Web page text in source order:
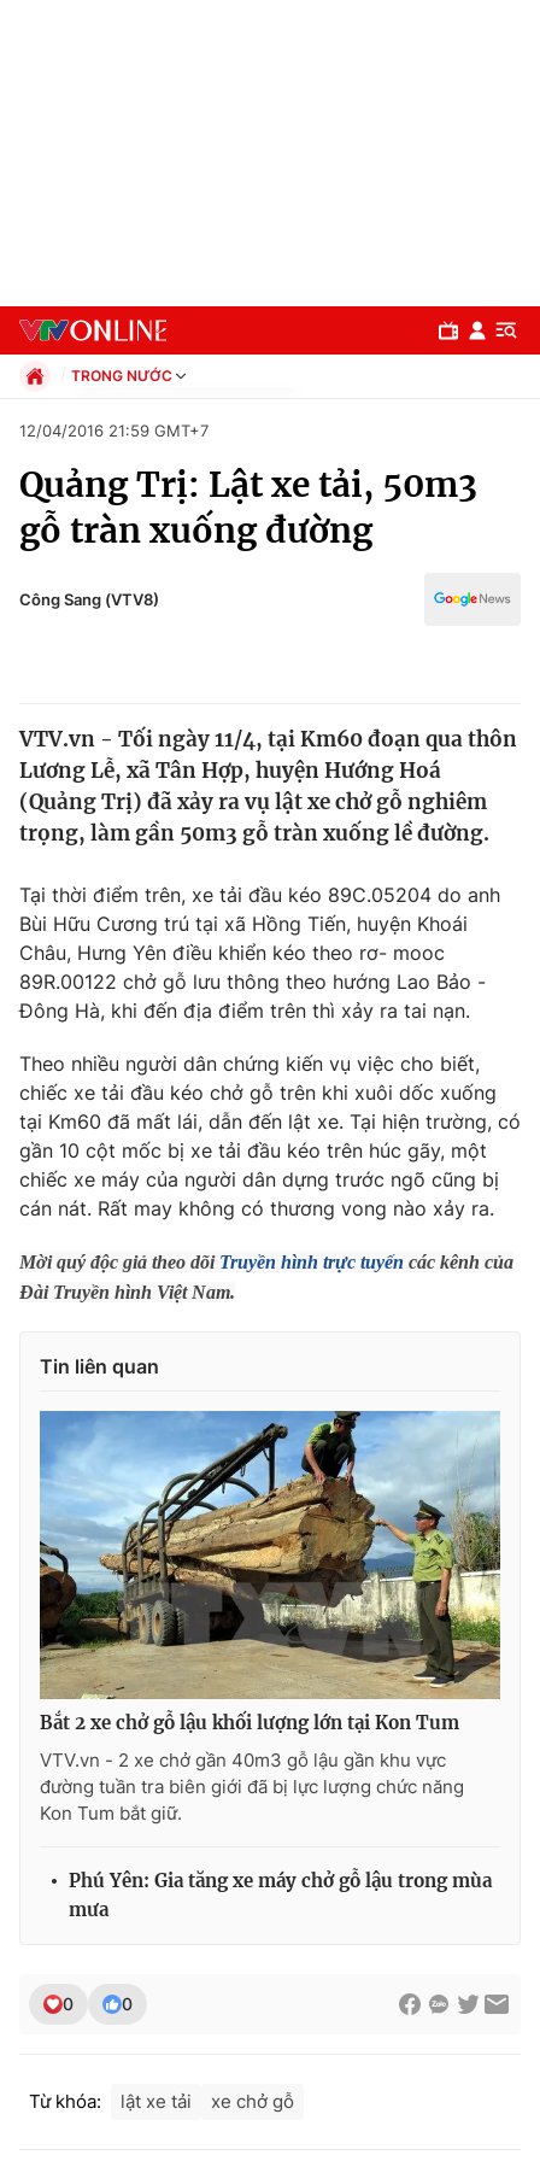
Chuyên mục
Chính trị
Xã hội
Y tế
Thế giới
Thế giới đó đây
Câu chuyện quốc tế
Kinh tế
Tài chính
Thị trường
Dữ liệu và đời sống
Phim VTV
Hậu trường
Nhân vật
Giải sao mai
Giải trí
Điện ảnh
Âm nhạc
Sao
Đời sống
Làm đẹp
Tuyển sinh
Hitech Công nghệ tương lai
Sản phẩm
Thị trường
Giao lưu trực tuyến
Lịch phát sóng
Chuyên mục khác
Emagazine Podcast
Photo Infographic
Video Shorts video
VTV Money VTV Thể thao
VTV Sức khoẻ Bất động sản
VTV4 Vươn mình bằng AI
TRONG NƯỚC
Xã hội
Pháp luật
Kinh tế
Thể thao
Văn hóa - Giải trí
Giáo dục
12/04/2016 21:59 GMT+7
Quảng Trị: Lật xe tải, 50m3
gỗ tràn xuống đường
Công Sang (VTV8)
VTV.vn - Tối ngày 11/4, tại Km60 đoạn qua thôn
Lương Lễ, xã Tân Hợp, huyện Hướng Hoá
(Quảng Trị) đã xảy ra vụ lật xe chở gỗ nghiêm
trọng, làm gần 50m3 gỗ tràn xuống lề đường.
Tại thời điểm trên, xe tải đầu kéo 89C.05204 do anh
Bùi Hữu Cương trú tại xã Hồng Tiến, huyện Khoái
Châu, Hưng Yên điều khiển kéo theo rơ- mooc
89R.00122 chở gỗ lưu thông theo hướng Lao Bảo -
Đông Hà, khi đến địa điểm trên thì xảy ra tai nạn.
Theo nhiều người dân chứng kiến vụ việc cho biết,
chiếc xe tải đầu kéo chở gỗ trên khi xuôi dốc xuống
tại Km60 đã mất lái, dẫn đến lật xe. Tại hiện trường, có
gần 10 cột mốc bị xe tải đầu kéo trên húc gãy, một
chiếc xe máy của người dân dựng trước ngõ cũng bị
cán nát. Rất may không có thương vong nào xảy ra.
Mời quý độc giả theo dõi Truyền hình trực tuyến các kênh của
Đài Truyền hình Việt Nam.
Tin liên quan
Bắt 2 xe chở gỗ lậu khối lượng lớn tại Kon Tum
VTV.vn - 2 xe chở gần 40m3 gỗ lậu gần khu vực
đường tuần tra biên giới đã bị lực lượng chức năng
Kon Tum bắt giữ.
Phú Yên: Gia tăng xe máy chở gỗ lậu trong mùa
mưa
0 0
Từ khóa: lật xe tải xe chở gỗ